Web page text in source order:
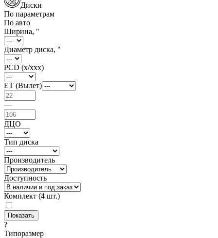
Диски
По параметрам
По авто
Ширина, "
Диаметр диска, "
PCD (x/xxx)
ET (Вылет)
—
ДЦО
Тип диска
Производитель
Доступность
Комплект (4 шт.)
?
Типоразмер